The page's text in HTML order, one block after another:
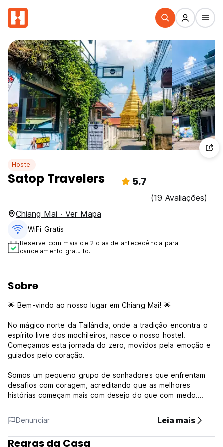
Hostel
Satop Travelers 5.7
(19 Avaliações)
Chiang Mai · Ver Mapa
WiFi Gratís
Reserve com mais de 2 dias de antecedência para
cancelamento gratuito.
Sobre
🌟 Bem-vindo ao nosso lugar em Chiang Mai! 🌟
No mágico norte da Tailândia, onde a tradição encontra o
espírito livre dos mochileiros, nasce o nosso hostel.
Começamos esta jornada do zero, movidos pela emoção e
guiados pelo coração.
Somos um pequeno grupo de sonhadores que enfrentam
desafios com coragem, acreditando que as melhores
histórias começam mais com desejo do que com medo.
Somos uma família e cada hóspede faz parte da nossa
história em evolução desde 2023.
Não somos apenas um lugar para dormir; somos um lar
Denunciar Leia mais
Regras da Casa